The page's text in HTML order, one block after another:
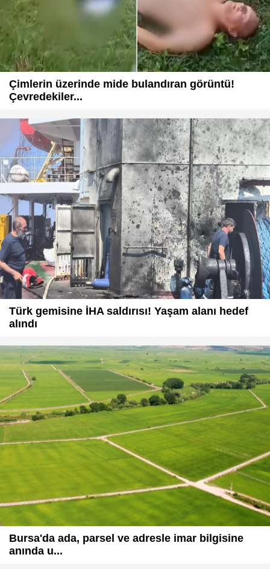
Çimlerin üzerinde mide bulandıran görüntü!
Çevredekiler...
Türk gemisine İHA saldırısı! Yaşam alanı hedef
alındı
Bursa'da ada, parsel ve adresle imar bilgisine
anında u...